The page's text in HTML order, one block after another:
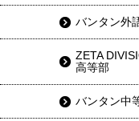
バンタン外
ZETA
高等部
バンタン中